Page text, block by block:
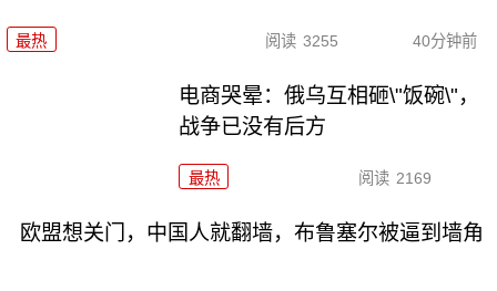
最热 阅读 3255 40分钟前
电商哭晕：俄乌互相砸\"饭碗\"，
战争已没有后方
最热 阅读 2169
欧盟想关门，中国人就翻墙，布鲁塞尔被逼到墙角